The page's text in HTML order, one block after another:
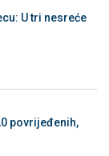
U tri nesreće
povrijeđenih,